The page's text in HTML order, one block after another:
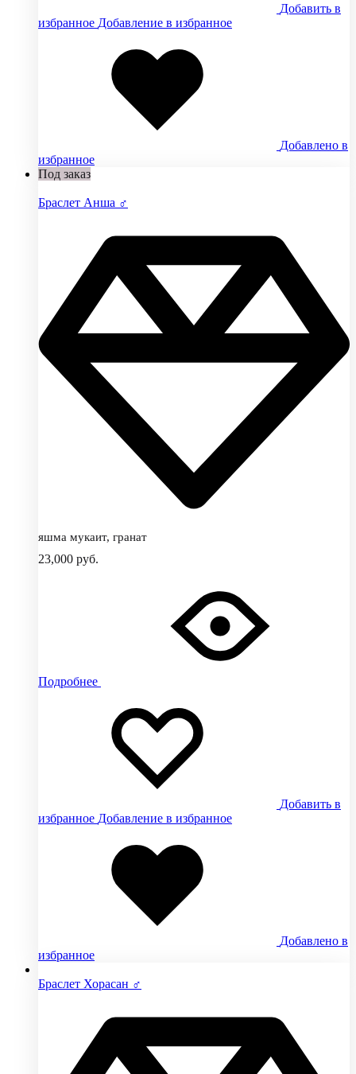
Добавить в
избранное Добавление в избранное
Добавлено в
избранное
Под заказ
Браслет Анша ♂
яшма мукаит, гранат
23,000 руб.
Подробнее
Добавить в
избранное Добавление в избранное
Добавлено в
избранное
Браслет Хорасан ♂